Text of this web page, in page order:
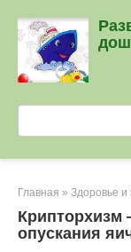
контенту
Главная » Здоровье и
Крипторхизм
опускания